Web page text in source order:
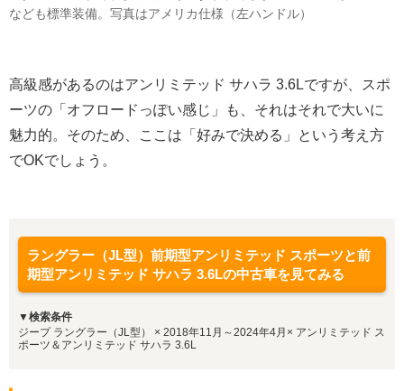
なども標準装備。写真はアメリカ仕様（左ハンドル）
高級感があるのはアンリミテッド サハラ 3.6Lですが、スポ
ーツの「オフロードっぽい感じ」も、それはそれで大いに
魅力的。そのため、ここは「好みで決める」という考え方
でOKでしょう。
ラングラー（JL型）前期型アンリミテッド スポーツと前
期型アンリミテッド サハラ 3.6Lの中古車を見てみる
▼検索条件
ジープ ラングラー（JL型） × 2018年11月～2024年4月× アンリミテッド ス
ポーツ＆アンリミテッド サハラ 3.6L